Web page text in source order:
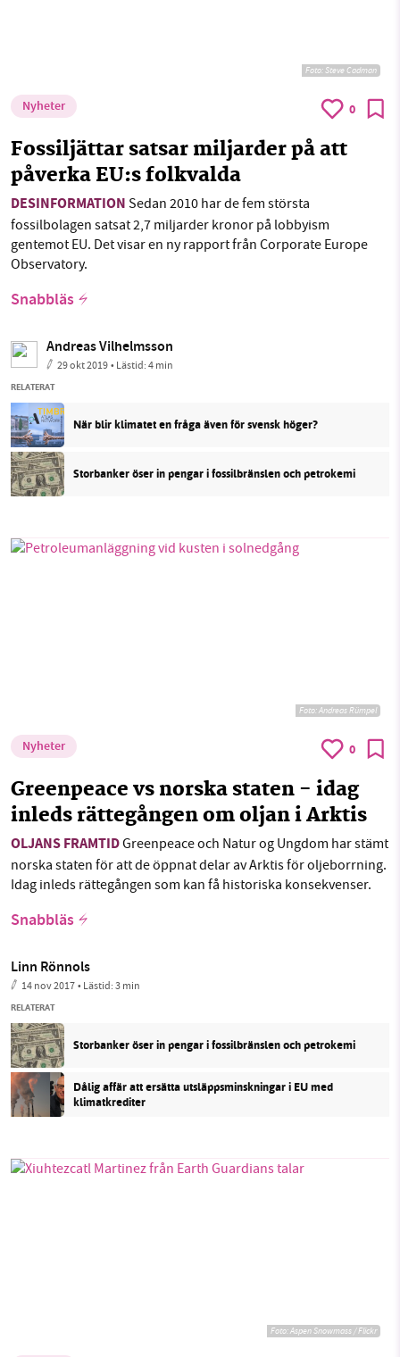
Foto:Steve Cadman
Nyheter 0
Fossiljättar satsar miljarder på att
påverka EU:s folkvalda
DESINFORMATION Sedan 2010 har de fem största
fossilbolagen satsat 2,7 miljarder kronor på lobbyism
gentemot EU. Det visar en ny rapport från Corporate Europe
Observatory.
Snabbläs
Andreas Vilhelmsson
29 okt 2019• Lästid:4 min
RELATERAT
När blir klimatet en fråga även för svensk höger?
Storbanker öser in pengar i fossilbränslen och petrokemi
Foto:Andreas Rümpel
Nyheter 0
Greenpeace vs norska staten - idag
inleds rättegången om oljan i Arktis
OLJANS FRAMTIDGreenpeace och Natur og Ungdom har stämt
norska staten för att de öppnat delar av Arktis för oljeborrning.
Idag inleds rättegången som kan få historiska konsekvenser.
Snabbläs
Linn Rönnols
14 nov 2017• Lästid:3 min
RELATERAT
Storbanker öser in pengar i fossilbränslen och petrokemi
Dålig affär att ersätta utsläppsminskningar i EU med
klimatkrediter
Foto:Aspen Snowmass / Flickr